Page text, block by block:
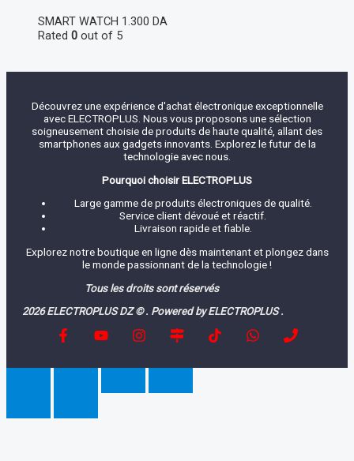
SMART WATCH 1.300 DA
Rated 0 out of 5
Découvrez une expérience d'achat électronique exceptionnelle
avec ELECTROPLUS. Nous vous proposons une sélection
soigneusement choisie de produits de haute qualité, allant des
smartphones aux gadgets innovants. Explorez le futur de la
technologie avec nous.
Pourquoi choisir ELECTROPLUS
Large gamme de produits électroniques de qualité.
Service client dévoué et réactif.
Livraison rapide et fiable.
Explorez notre boutique en ligne dès maintenant et plongez dans
le monde passionnant de la technologie !
Tous les droits sont réservés
2026 ELECTROPLUS DZ © . Powered by ELECTROPLUS .